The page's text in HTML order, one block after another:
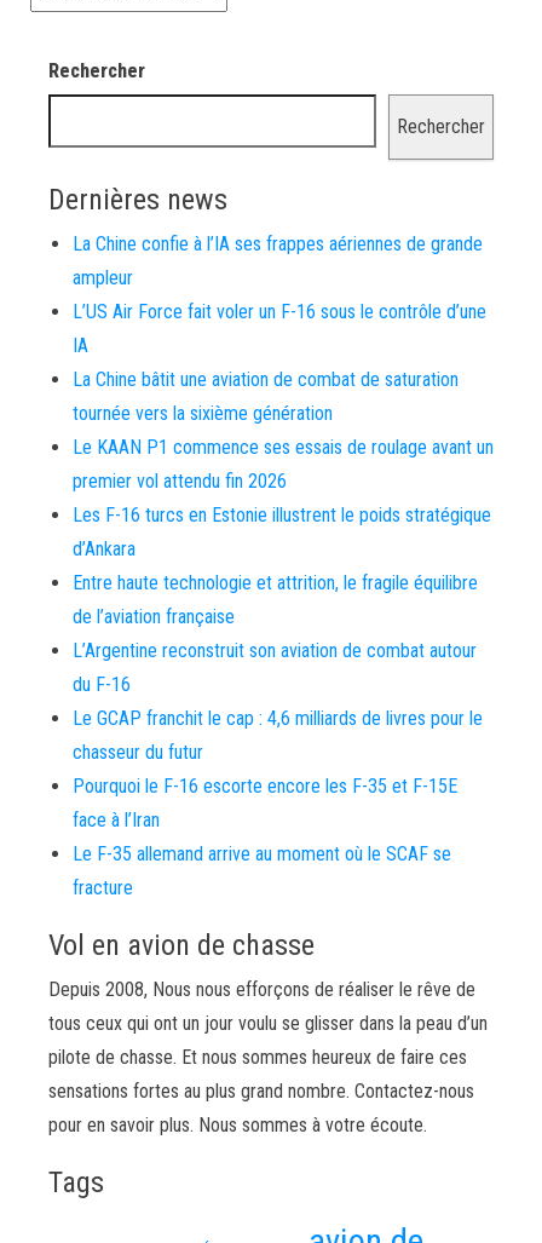
Rechercher
Rechercher
Dernières news
La Chine confie à l’IA ses frappes aériennes de grande
ampleur
L’US Air Force fait voler un F-16 sous le contrôle d’une
IA
La Chine bâtit une aviation de combat de saturation
tournée vers la sixième génération
Le KAAN P1 commence ses essais de roulage avant un
premier vol attendu fin 2026
Les F-16 turcs en Estonie illustrent le poids stratégique
d’Ankara
Entre haute technologie et attrition, le fragile équilibre
de l’aviation française
L’Argentine reconstruit son aviation de combat autour
du F-16
Le GCAP franchit le cap : 4,6 milliards de livres pour le
chasseur du futur
Pourquoi le F-16 escorte encore les F-35 et F-15E
face à l’Iran
Le F-35 allemand arrive au moment où le SCAF se
fracture
Vol en avion de chasse
Depuis 2008, Nous nous efforçons de réaliser le rêve de
tous ceux qui ont un jour voulu se glisser dans la peau d’un
pilote de chasse. Et nous sommes heureux de faire ces
sensations fortes au plus grand nombre. Contactez-nous
pour en savoir plus. Nous sommes à votre écoute.
Tags